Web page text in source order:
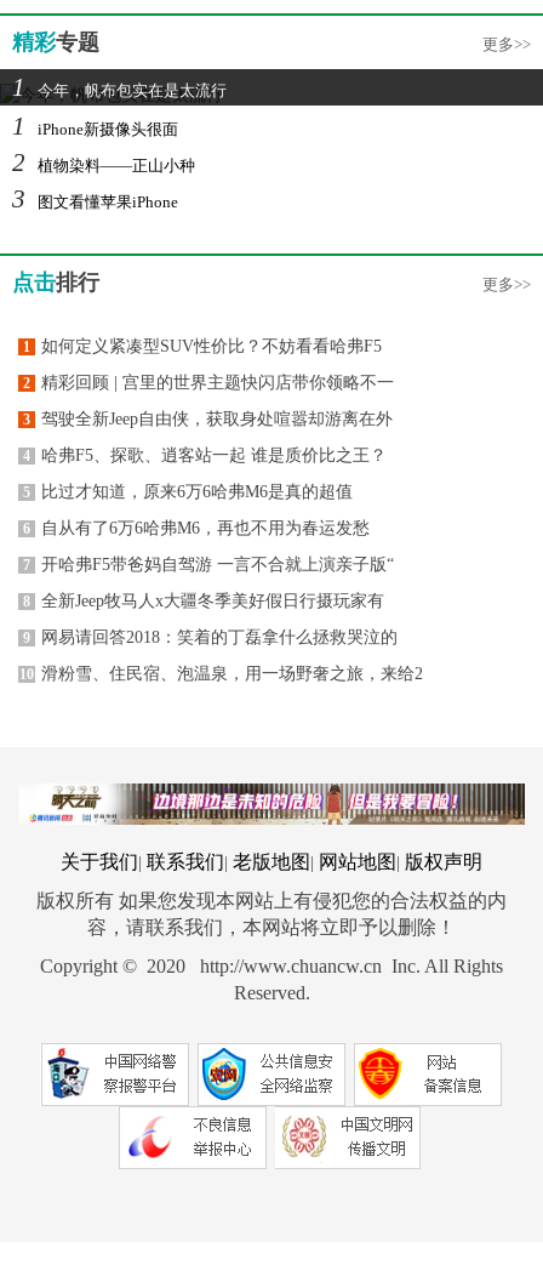
精彩专题 更多>>
1 今年，帆布包实在是太流行
1 iPhone新摄像头很面
2 植物染料——正山小种
3 图文看懂苹果iPhone
点击排行 更多>>
1 如何定义紧凑型SUV性价比？不妨看看哈弗F5
2 精彩回顾 | 宫里的世界主题快闪店带你领略不一
3 驾驶全新Jeep自由侠，获取身处喧嚣却游离在外
4 哈弗F5、探歌、逍客站一起 谁是质价比之王？
5 比过才知道，原来6万6哈弗M6是真的超值
6 自从有了6万6哈弗M6，再也不用为春运发愁
7 开哈弗F5带爸妈自驾游 一言不合就上演亲子版“
8 全新Jeep牧马人x大疆冬季美好假日行摄玩家有
9 网易请回答2018：笑着的丁磊拿什么拯救哭泣的
10 滑粉雪、住民宿、泡温泉，用一场野奢之旅，来给2
关于我们 联系我们 老版地图 网站地图
版权声明
版权所有 如果您发现本网站上有侵犯您的合法权益的内
容，请联系我们，本网站将立即予以删除！
Copyright © 2020 http://www.chuancw.cn Inc. All Rights
Reserved.